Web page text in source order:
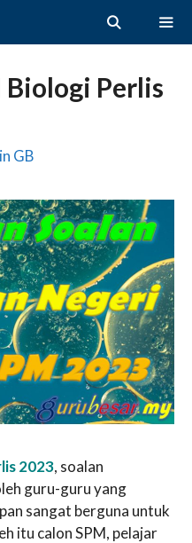
Biologi Perlis
GB
2023, soalan
guru-guru yang
sangat berguna untuk
itu calon SPM, pelajar